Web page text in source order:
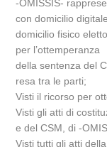
-OMISSIS-
con domicilio
domicilio fisico
per l’ottemperanza
della sentenza del
resa tra le parti;
Visti il ricorso per
Visti gli atti di
e del CSM, di -
Visti tutti gli atti